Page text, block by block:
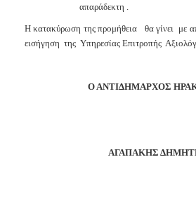
απαράδεκτη .
Η κατακύρωση της προμήθεια θα γίνει με
εισήγηση της Υπηρεσίας Επιτροπής
Ο ΑΝΤΙΔΗΜΑΡΧΟΣ
ΑΓΑΠΑΚΗΣ